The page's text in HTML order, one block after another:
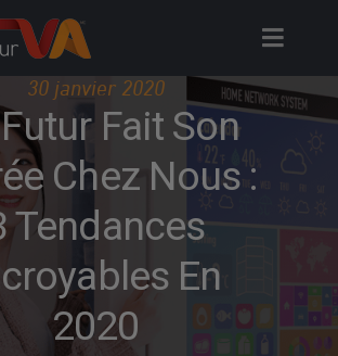
30 janvier 2020
Fait Son
Chez Nous :
Tendances
En
2020